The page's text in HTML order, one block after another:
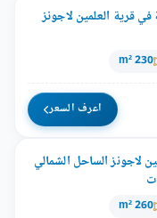
قرية العلمين لاجونز
230 m²
اعرف السعر
لاجونز الساحل الشمالي
260 m²